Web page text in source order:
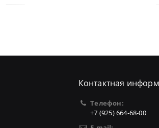
Контактная
Телефон:
+7 (925) 664-68-00